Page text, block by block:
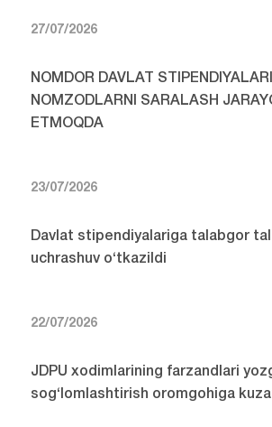
27/07/2026
NOMDOR DAVLAT
NOMZODLARNI SARALASH
ETMOQDA
23/07/2026
Davlat stipendiyalariga talabgor
uchrashuv o‘tkazildi
22/07/2026
JDPU xodimlarining farzandlari
sog‘lomlashtirish oromgohiga